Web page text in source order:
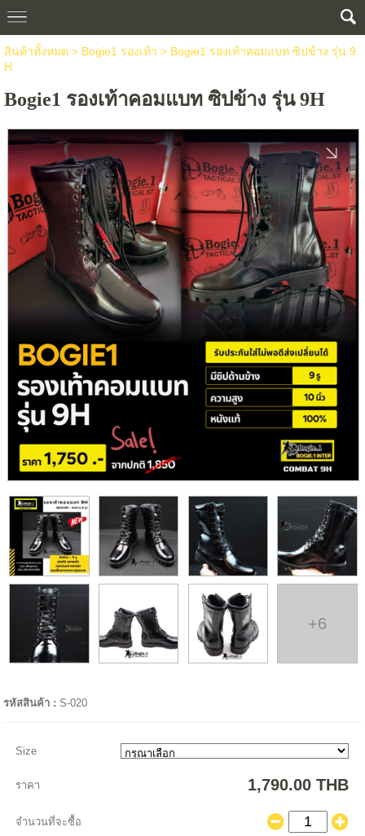
สินค้าทั้งหมด > Bogie1 รองเท้า > Bogie1 รองเท้าคอมแบท ซิปข้าง รุ่น 9
H
Bogie1 รองเท้าคอมแบท ซิปข้าง รุ่น 9H
+6
รหัสสินค้า : S-020
Size
ราคา 1,790.00 THB
จำนวนที่จะซื้อ